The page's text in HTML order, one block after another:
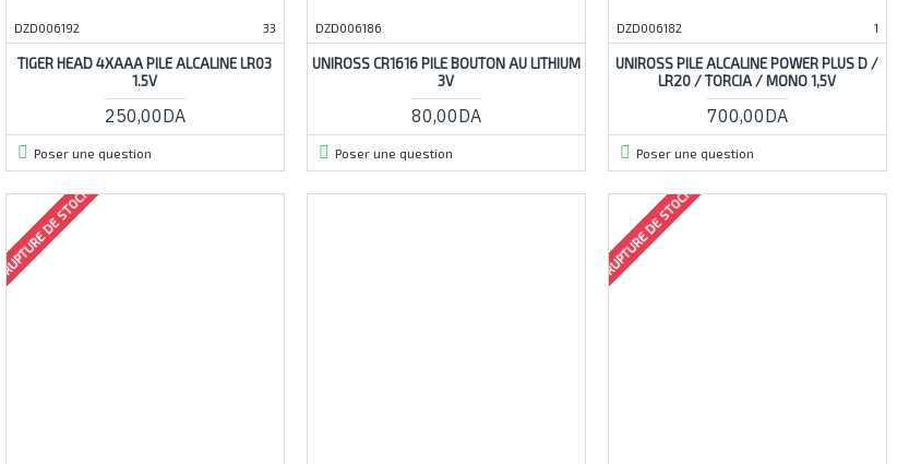
DZD006192 33
TIGER HEAD 4XAAA PILE ALCALINE LR03
1.5V
250,00DA
Poser une question
DZD006186
UNIROSS CR1616 PILE BOUTON AU LITHIUM
3V
80,00DA
Poser une question
DZD006182 1
UNIROSS PILE ALCALINE POWER PLUS D /
LR20 / TORCIA / MONO 1,5V
700,00DA
Poser une question
RUPTURE DE STOCK RUPTURE DE STOCK